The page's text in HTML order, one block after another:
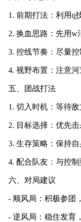
1. 前期打法：利用q
2. 换血思路：先用w
3. 控线节奏：尽量
4. 视野布置：注意
五、团战打法
1. 切入时机：等待
2. 目标选择：优先击
3. 生存策略：保持
4. 配合队友：与控
六、对局建议
- 顺风局：积极参团
- 逆风局：稳住发育